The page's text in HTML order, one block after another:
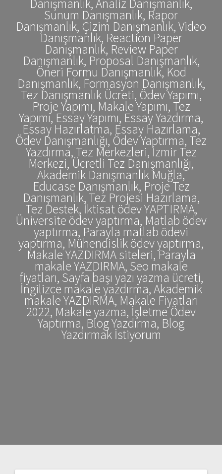
Danışmanlık, Analiz Danışmanlık,
Sunum Danışmanlık, Rapor
Danışmanlık, Çizim Danışmanlık, Video
Danışmanlık, Reaction Paper
Danışmanlık, Review Paper
Danışmanlık, Proposal Danışmanlık,
Öneri Formu Danışmanlık, Kod
Danışmanlık, Formasyon Danışmanlık,
Tez Danışmanlık Ücreti, Ödev Yapımı,
Proje Yapımı, Makale Yapımı, Tez
Yapımı, Essay Yapımı, Essay Yazdırma,
Essay Hazırlatma, Essay Hazırlama,
Ödev Danışmanlığı, Ödev Yaptırma, Tez
Yazdırma, Tez Merkezleri, İzmir Tez
Merkezi, Ücretli Tez Danışmanlığı,
Akademik Danışmanlık Muğla,
Educase Danışmanlık, Proje Tez
Danışmanlık, Tez Projesi Hazırlama,
Tez Destek, İktisat ödev YAPTIRMA,
Üniversite ödev yaptırma, Matlab ödev
yaptırma, Parayla matlab ödevi
yaptırma, Mühendislik ödev yaptırma,
Makale YAZDIRMA siteleri, Parayla
makale YAZDIRMA, Seo makale
fiyatları, Sayfa başı yazı yazma ücreti,
İngilizce makale yazdırma, Akademik
makale YAZDIRMA, Makale Fiyatları
2022, Makale yazma, İşletme Ödev
Yaptırma, Blog Yazdırma, Blog
Yazdırmak İstiyorum